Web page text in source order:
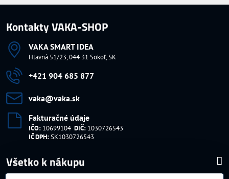
Kontakty VAKA-SHOP
VAKA SMART IDEA
Hlavná 51/23, 044 31 Sokoľ, SK
+421 904 685 877
vaka​@vaka​.sk
Fakturačné údaje
IČO: 10699104 DIČ: 1030726543
IČ DPH:SK1030726543
Všetko k nákupu